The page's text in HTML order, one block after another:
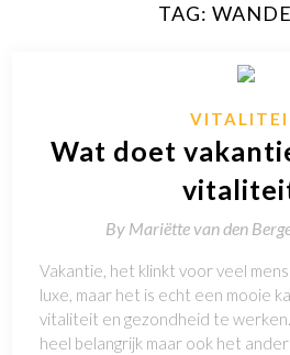
TAG:
Wat doet
By Mariëtte van den
Vakantie, het klinkt voor veel
luxe, maar het is echt een mooie
vitaliteit en gezondheid te
heel belangrijk maar ook het